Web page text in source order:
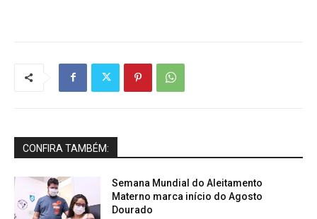
CONFIRA TAMBÉM:
Semana Mundial do Aleitamento
Materno marca início do Agosto
Dourado